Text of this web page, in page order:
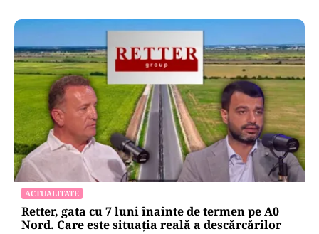
ACTUALITATE
Retter, gata cu 7 luni înainte de termen pe A0
Nord. Care este situația reală a descărcărilor